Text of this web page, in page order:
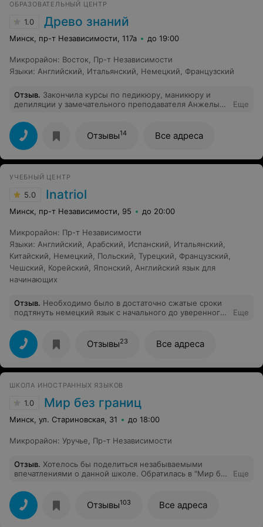
преподавателя Татьяны может позавидовать каждый!
Это человек, обладающий невероятным терпением,
чувством юмора и любовью по отношению к своему
делу! Она стала для нас большим примером
ответственности и целеустремленности! Атмосфера
свободная и невероятно уютная!Для знакомства с
греческой культурой Татьяна неоднократно
носителями языка. Спасибо дорогая Татьяна за знания
и замечательное время в школе Soeasy!!!
ОБРАЗОВАТЕЛЬНЫЙ ЦЕНТР
1.0 Древо знаний
Минск, пр-т Независимости, 117а до 19:00
Микрорайон: Восток Пр-т Независимости
Языки: Английский Итальянский Немецкий Французский
Отзыв. Закончила курсы по педикюру, маникюру и
депиляции у замечательного преподавателя Анжелы
понятной форме. Много практики, и отдельное
спасибо преподавателю! Благодаря Анжеле Юрьевне
многие ньюансы стали понятны. Если хотите научиться
с нуля или заполнить пробелы, очень советую эти
курсы и великолепного преподавателя, который Вам
Еще
Отзывы14 Все адреса
УЧЕБНЫЙ ЦЕНТР
5.0 Inatriol
Минск, пр-т Независимости, 95 до 20:00
Микрорайон: Пр-т Независимости
Языки: Английский Арабский Испанский Итальянский
Китайский
Немецкий Польский Турецкий Французский
Чешский
Корейский Японский
Английский язык для
начинающих
Отзыв. Необходимо было в достаточно сжатые сроки
подтянуть немецкий язык с начального до уверенного
- ничего не вышло. Записался в Инатриол -отличные
курсы! Мне они подошли как по времени, так и по
цене. Преподаватели используют очень эффективные
методики обучения, с помощью которых информация
очень быстро запоминается и хорошо усваивается,
Занятия не нудные, материал преподносится очень
интересно. После 2го занятия я даже втянулся и ждал
следующего раза! Спасибо!
Еще
Отзывы23 Все адреса
ШКОЛА ИНОСТРАННЫХ ЯЗЫКОВ
1.0 Мир без границ
Минск, ул. Стариновская, 31 до 18:00
Микрорайон: Уручье Пр-т Независимости
Отзыв. Хотелось бы поделиться незабываемыми
впечатлениями о данной школе. Обратилась в "Мир без
китайского сына-дошкольника 6 лет. На Relax.by на
мои вопросы о курсах это был самый оперативный и
полный ответ, что произвело хорошее впечатление. В
отношении английского нас просто направили в
Еще
Отзывы103 Все адреса